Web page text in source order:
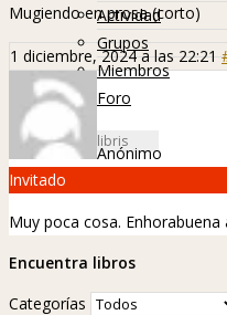
Actividad
Grupos
Miembros
Foro
Mugiendo en prosa (corto)
1 diciembre, 2024 a las 22:21
Anónimo
Invitado
Muy poca cosa. Enhorabuena
Encuentra libros
Categorías